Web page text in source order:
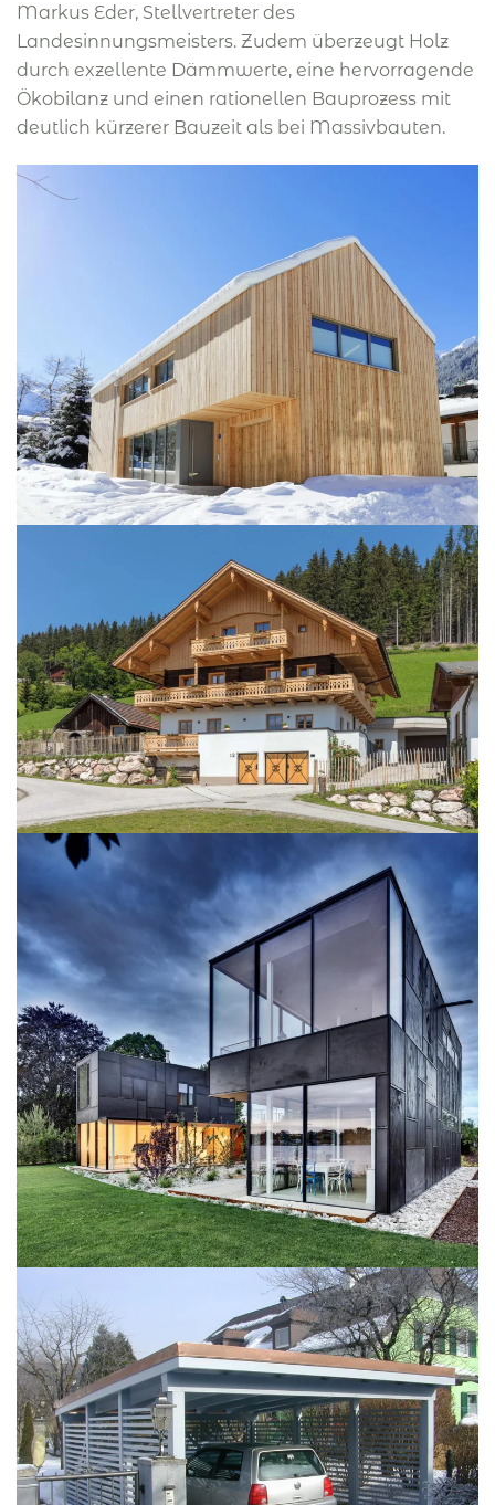
Markus Eder, Stellvertreter des
Landesinnungsmeisters. Zudem überzeugt Holz
durch exzellente Dämmwerte, eine hervorragende
Ökobilanz und einen rationellen Bauprozess mit
deutlich kürzerer Bauzeit als bei Massivbauten.
BILD ÖFFNEN
BILD ÖFFNEN
BILD ÖFFNEN
BILD ÖFFNEN